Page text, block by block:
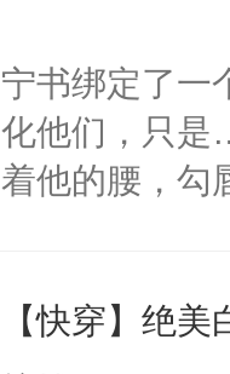
宁书绑定了一
化他们，只是
着他的腰，勾
来，给老公
【快穿】绝